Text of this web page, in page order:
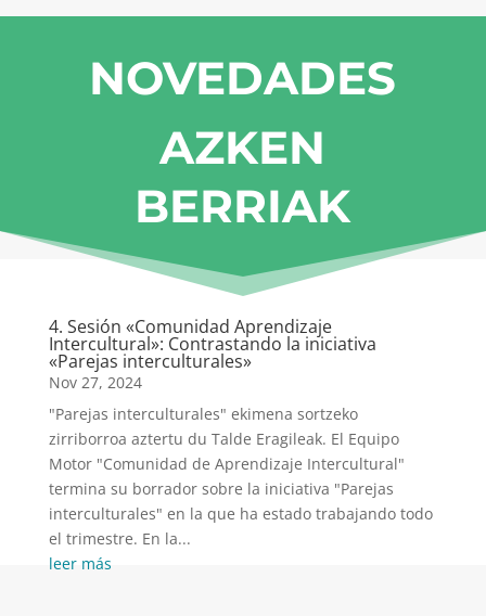
NOVEDADES
AZKEN
BERRIAK
4. Sesión «Comunidad Aprendizaje
Intercultural»: Contrastando la iniciativa
«Parejas interculturales»
Nov 27, 2024
"Parejas interculturales" ekimena sortzeko
zirriborroa aztertu du Talde Eragileak. El Equipo
Motor "Comunidad de Aprendizaje Intercultural"
termina su borrador sobre la iniciativa "Parejas
interculturales" en la que ha estado trabajando todo
el trimestre. En la...
leer más